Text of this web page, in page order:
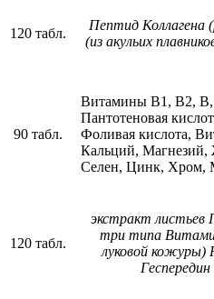
120 табл.
Пептид Коллагена
(из акульих
90 табл.
Витамины В1, В2,
Пантотеновая
Фоливая кислота,
Кальций, Магнезий,
Селен, Цинк, Хром,
120 табл.
экстракт листьев
три типа
луковой